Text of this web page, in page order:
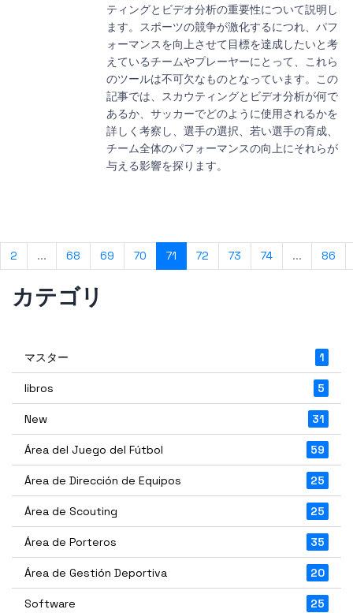
ティングとビデオ分析の重要性について説明し
ます。スポーツの競争が激化するにつれ、パフ
ォーマンスを向上させて目標を達成したいと考
えているチームやプレーヤーにとって、これら
のツールは不可欠なものとなっています。この
記事では、スカウティングとビデオ分析が何で
あるか、サッカーでどのように使用されるかを
詳しく考察し、選手の選択、若い選手の育成、
チーム全体のパフォーマンスの向上にそれらが
与える影響を探ります。
2 ... 68 69 70 71 72 73 74 ... 86
カテゴリ
マスター 1
libros 5
New 31
Área del Juego del Fútbol 59
Área de Dirección de Equipos 25
Área de Scouting 25
Área de Porteros 35
Área de Gestión Deportiva 20
Software 25